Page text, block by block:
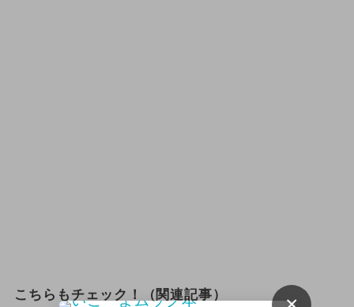
こちらもチェック！（関連記事）